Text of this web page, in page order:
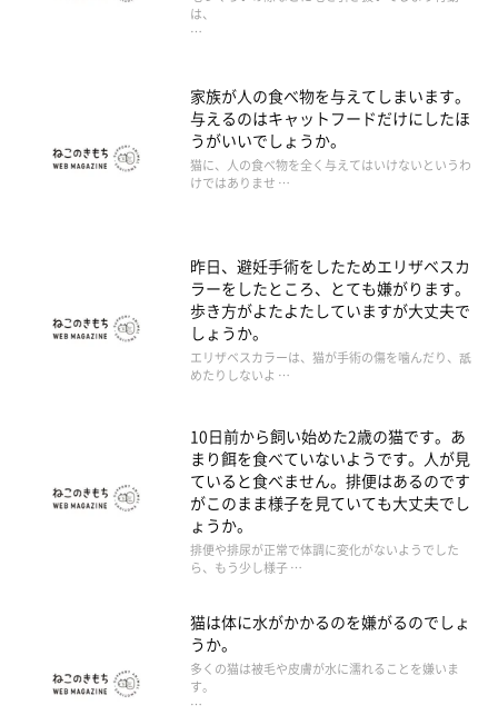
は、
…
家族が人の食べ物を与えてしまいます。
与えるのはキャットフードだけにしたほ
うがいいでしょうか。
猫に、人の食べ物を全く与えてはいけないというわ
けではありませ …
昨日、避妊手術をしたためエリザベスカ
ラーをしたところ、とても嫌がります。
歩き方がよたよたしていますが大丈夫で
しょうか。
エリザベスカラーは、猫が手術の傷を噛んだり、舐
めたりしないよ …
10日前から飼い始めた2歳の猫です。あ
まり餌を食べていないようです。人が見
ていると食べません。排便はあるのです
がこのまま様子を見ていても大丈夫でし
ょうか。
排便や排尿が正常で体調に変化がないようでした
ら、もう少し様子 …
猫は体に水がかかるのを嫌がるのでしょ
うか。
多くの猫は被毛や皮膚が水に濡れることを嫌いま
す。
…